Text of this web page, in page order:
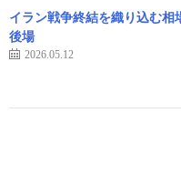
イラン戦争終結を織り込む相
後場
2026.05.12